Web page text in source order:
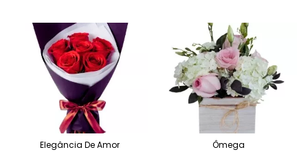
Elegância De Amor Ômega